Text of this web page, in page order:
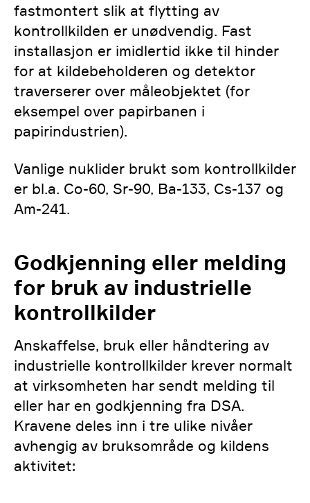
fastmontert slik at flytting av
kontrollkilden er unødvendig. Fast
installasjon er imidlertid ikke til hinder
for at kildebeholderen og detektor
traverserer over måleobjektet (for
eksempel over papirbanen i
papirindustrien).
Vanlige nuklider brukt som kontrollkilder
er bl.a. Co-60, Sr-90, Ba-133, Cs-137 og
Am-241.
Godkjenning eller melding
for bruk av industrielle
kontrollkilder
Anskaffelse, bruk eller håndtering av
industrielle kontrollkilder krever normalt
at virksomheten har sendt melding til
eller har en godkjenning fra DSA.
Kravene deles inn i tre ulike nivåer
avhengig av bruksområde og kildens
aktivitet: